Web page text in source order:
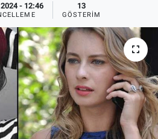
- 12:46 13
GÖSTERIM